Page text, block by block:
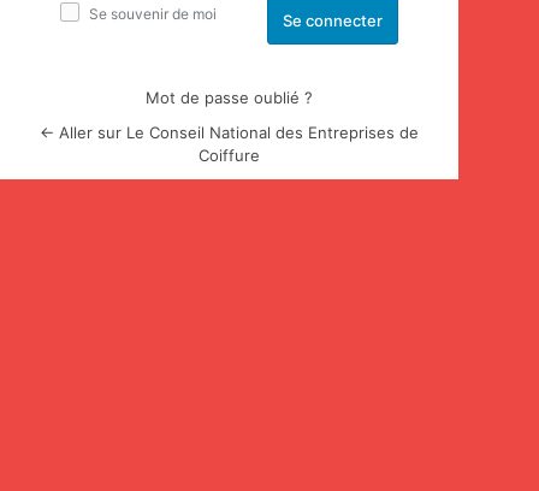
Se souvenir de moi
Mot de passe oublié ?
← Aller sur Le Conseil National des Entreprises de
Coiffure